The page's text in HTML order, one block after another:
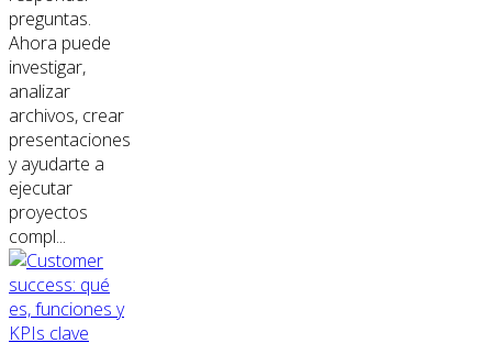
preguntas.
Ahora puede
investigar,
analizar
archivos, crear
presentaciones
y ayudarte a
ejecutar
proyectos
compl...